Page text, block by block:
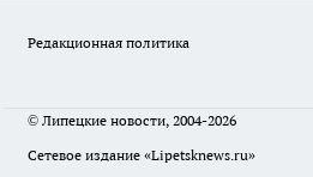
Редакционная политика
© Липецкие новости, 2004-2026
Сетевое издание «Lipetsknews.ru»